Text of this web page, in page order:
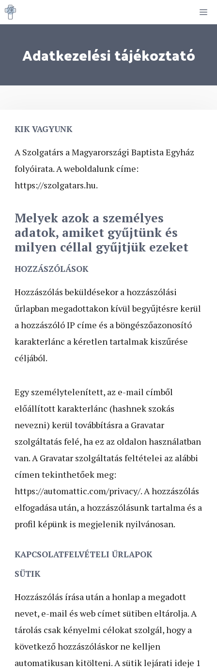
Kilépés
a
Adatkezelési tájékoztató
KIK VAGYUNK
A Szolgatárs a Magyarországi Baptista Egyház
folyóirata. A weboldalunk címe:
https://szolgatars.hu.
Melyek azok a személyes
adatok, amiket gyűjtünk és
milyen céllal gyűjtjük ezeket
HOZZÁSZÓLÁSOK
Hozzászólás beküldésekor a hozzászólási
űrlapban megadottakon kívül begyűjtésre kerül
a hozzászóló IP címe és a böngészőazonosító
karakterlánc a kéretlen tartalmak kiszűrése
céljából.
Egy személytelenített, az e-mail címből
előállított karakterlánc (hashnek szokás
nevezni) kerül továbbításra a Gravatar
szolgáltatás felé, ha ez az oldalon használatban
van. A Gravatar szolgáltatás feltételei az alábbi
címen tekinthetőek meg:
https://automattic.com/privacy/. A hozzászólás
elfogadása után, a hozzászólásunk tartalma és a
profil képünk is megjelenik nyilvánosan.
KAPCSOLATFELVÉTELI ŰRLAPOK
SÜTIK
Hozzászólás írása után a honlap a megadott
nevet, e-mail és web címet sütiben eltárolja. A
tárolás csak kényelmi célokat szolgál, hogy a
következő hozzászóláskor ne kelljen
automatikusan kitölteni. A sütik lejárati ideje 1